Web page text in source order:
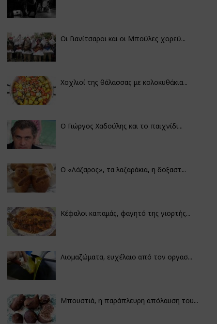
Οι Γιανίτσαροι και οι Μπούλες χορεύ...
Χοχλιοί της θάλασσας με κολοκυθάκια...
Ο Γιώργος Χαδούλης και το παιχνίδι...
Ο «Λάζαρος», τα λαζαράκια, η δοξαστ...
Κέφαλοι καπαμάς, φαγητό της γιορτής...
Λιομαζώματα, ευχέλαιο από τον οργασ...
Μπουστιά, η παράπλευρη απόλαυση του...